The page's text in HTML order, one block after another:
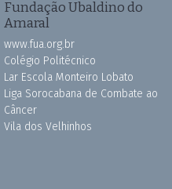
Fundação Ubaldino do
Amaral
www.fua.org.br
Colégio Politécnico
Lar Escola Monteiro Lobato
Liga Sorocabana de Combate ao
Câncer
Vila dos Velhinhos